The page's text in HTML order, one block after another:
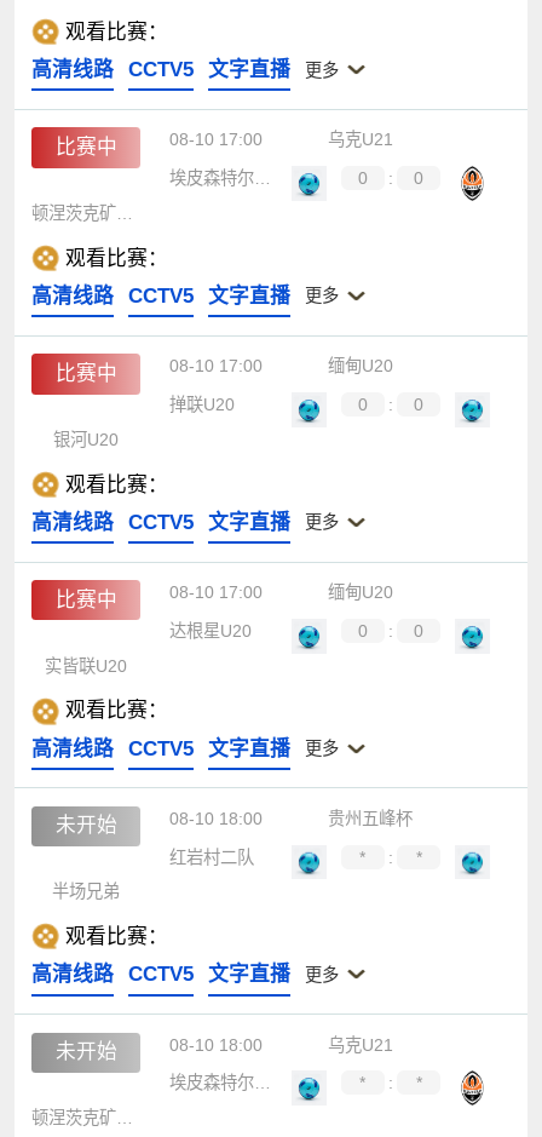
观看比赛：
高清线路
CCTV5 文字直播 更多
比赛中 08-10 17:00
乌克U21
埃皮森特尔U21
0 :
0
观看比赛：
高清线路
CCTV5 文字直播 更多
比赛中 08-10 17:00
缅甸U20
掸联U20
0 :
0
银河U20
观看比赛：
高清线路
CCTV5 文字直播 更多
比赛中 08-10 17:00
缅甸U20
达根星U20
0 :
0
实皆联U20
观看比赛：
高清线路
CCTV5 文字直播 更多
未开始 08-10 18:00
贵州五峰杯
红岩村二队
* :
*
半场兄弟
观看比赛：
高清线路
CCTV5 文字直播 更多
未开始 08-10 18:00
乌克U21
埃皮森特尔U21
* :
*